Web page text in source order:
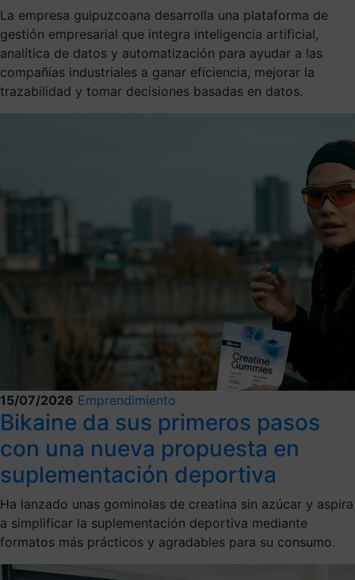
La empresa guipuzcoana desarrolla una plataforma de
gestión empresarial que integra inteligencia artificial,
analítica de datos y automatización para ayudar a las
compañías industriales a ganar eficiencia, mejorar la
trazabilidad y tomar decisiones basadas en datos.
15/07/2026 Emprendimiento
Bikaine da sus primeros pasos
con una nueva propuesta en
suplementación deportiva
Ha lanzado unas gominolas de creatina sin azúcar y aspira
a simplificar la suplementación deportiva mediante
formatos más prácticos y agradables para su consumo.